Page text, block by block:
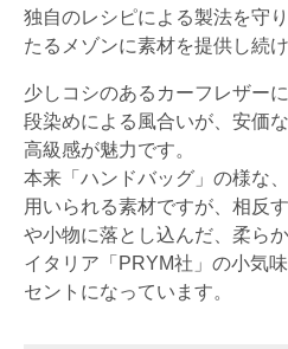
独自のレシピによる製法を守
たるメゾンに素材を提供し続け
少しコシのあるカーフレザー
段染めによる風合いが、安価
高級感が魅力です。
本来「ハンドバッグ」の様な
用いられる素材ですが、相反
や小物に落とし込んだ、柔ら
イタリア「PRYM社」の小気
セントになっています。